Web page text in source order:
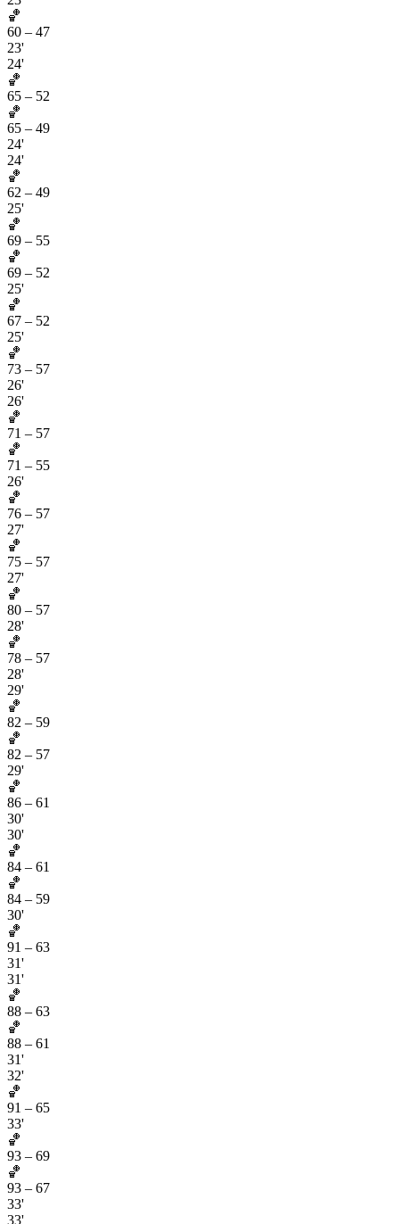
🏀
60 – 47
23'
24'
🏀
65 – 52
🏀
65 – 49
24'
24'
🏀
62 – 49
25'
🏀
69 – 55
🏀
69 – 52
25'
🏀
67 – 52
25'
🏀
73 – 57
26'
26'
🏀
71 – 57
🏀
71 – 55
26'
🏀
76 – 57
27'
🏀
75 – 57
27'
🏀
80 – 57
28'
🏀
78 – 57
28'
29'
🏀
82 – 59
🏀
82 – 57
29'
🏀
86 – 61
30'
30'
🏀
84 – 61
🏀
84 – 59
30'
🏀
91 – 63
31'
31'
🏀
88 – 63
🏀
88 – 61
31'
32'
🏀
91 – 65
33'
🏀
93 – 69
🏀
93 – 67
33'
33'